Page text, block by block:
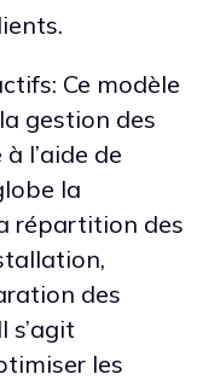
Ce modèle
gestion des
l’aide de
la
répartition des
des
s’agit
les